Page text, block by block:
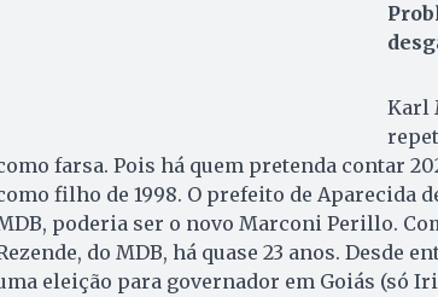
Karl
farsa. Pois há quem pretenda contar
filho de 1998. O prefeito de Aparecida
poderia ser o novo Marconi Perillo.
do MDB, há quase 23 anos. Desde
eleição para governador em Goiás (só